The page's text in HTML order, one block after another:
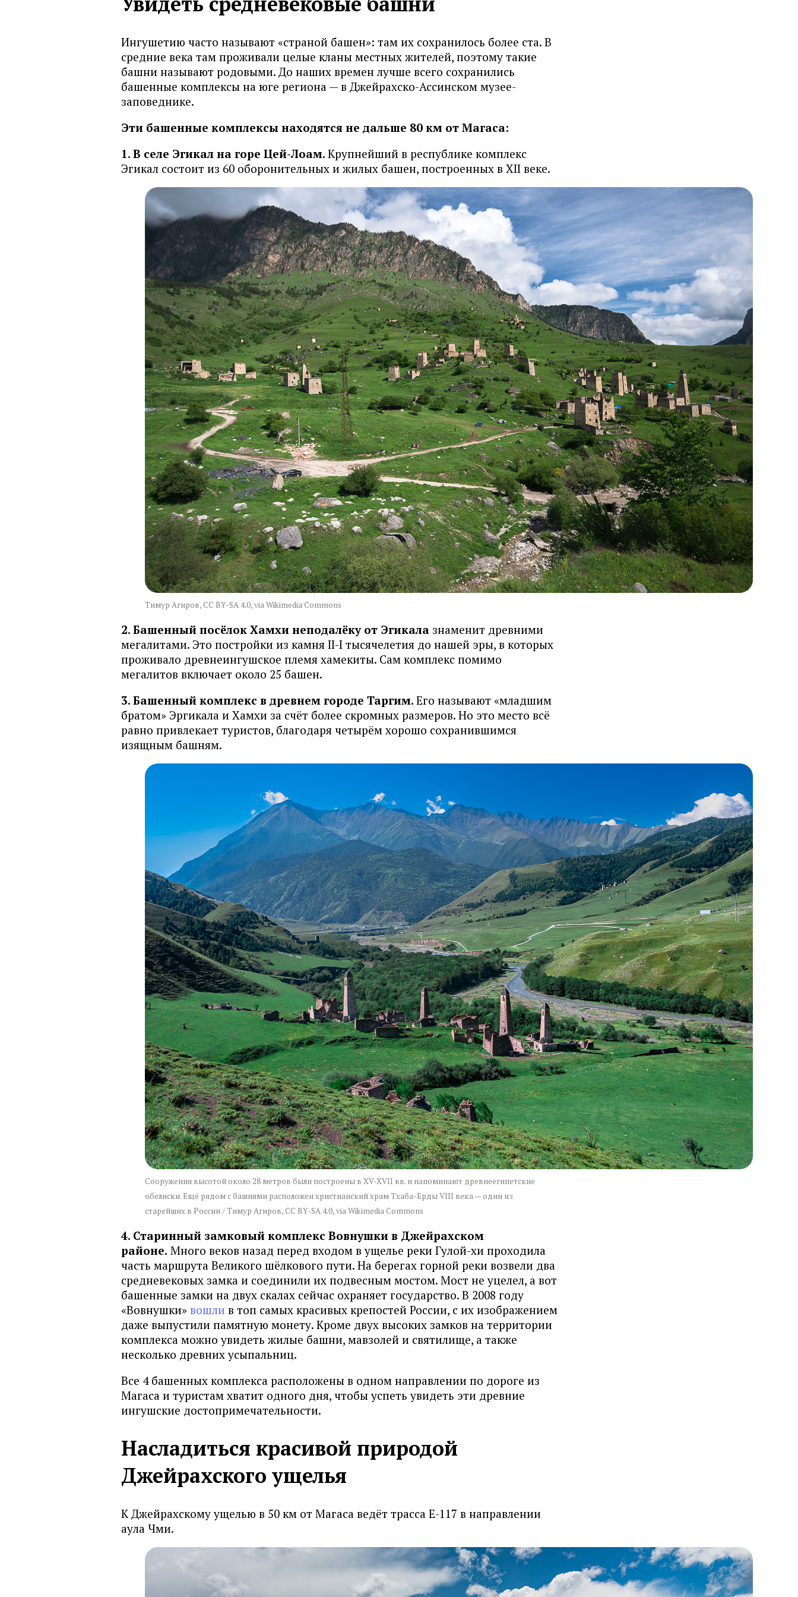
Ингушетию часто называют «страной башен»: там их сохранилось более ста. В
средние века там проживали целые кланы местных жителей, поэтому такие
башни называют родовыми. До наших времен лучше всего сохранились
башенные комплексы на юге региона — в Джейрахско-Ассинском музее-
заповеднике.
Эти башенные комплексы находятся не дальше 80 км от Магаса:
1. В селе Эгикал на горе Цей-Лоам. Крупнейший в республике комплекс
Эгикал состоит из 60 оборонительных и жилых башен, построенных в XII веке.
Тимур Агиров, CC BY-SA 4.0, via Wikimedia Commons
2. Башенный посёлок Хамхи неподалёку от Эгикала знаменит древними
мегалитами. Это постройки из камня II-I тысячелетия до нашей эры, в которых
проживало древнеингушское племя хамекиты. Сам комплекс помимо
мегалитов включает около 25 башен.
3. Башенный комплекс в древнем городе Таргим. Его называют «младшим
братом» Эргикала и Хамхи за счёт более скромных размеров. Но это место всё
равно привлекает туристов, благодаря четырём хорошо сохранившимся
изящным башням.
Сооружения высотой около 28 метров были построены в XV-XVII вв. и напоминают древнеегипетские
обелиски. Ещё рядом с башнями расположен христианский храм Тхаба-Ерды VIII века — один из
старейших в России / Тимур Агиров, CC BY-SA 4.0, via Wikimedia Commons
4. Старинный замковый комплекс Вовнушки в Джейрахском
районе. Много веков назад перед входом в ущелье реки Гулой-хи проходила
часть маршрута Великого шёлкового пути. На берегах горной реки возвели два
средневековых замка и соединили их подвесным мостом. Мост не уцелел, а вот
башенные замки на двух скалах сейчас охраняет государство. В 2008 году
«Вовнушки» вошли в топ самых красивых крепостей России, с их изображением
даже выпустили памятную монету. Кроме двух высоких замков на территории
комплекса можно увидеть жилые башни, мавзолей и святилище, а также
несколько древних усыпальниц.
Все 4 башенных комплекса расположены в одном направлении по дороге из
Магаса и туристам хватит одного дня, чтобы успеть увидеть эти древние
ингушские достопримечательности.
Насладиться красивой природой
Джейрахского ущелья
К Джейрахскому ущелью в 50 км от Магаса ведёт трасса Е-117 в направлении
аула Чми.